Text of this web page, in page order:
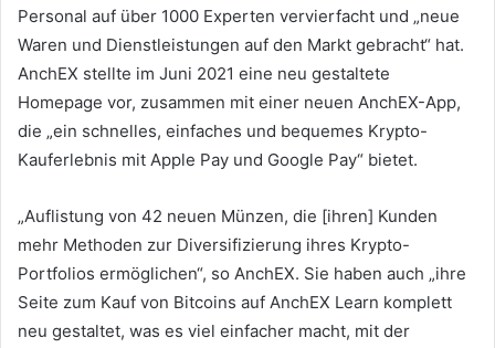
Personal auf über 1000 Experten vervierfacht und „neue
Waren und Dienstleistungen auf den Markt gebracht“ hat.
AnchEX stellte im Juni 2021 eine neu gestaltete
Homepage vor, zusammen mit einer neuen AnchEX-App,
die „ein schnelles, einfaches und bequemes Krypto-
Kauferlebnis mit Apple Pay und Google Pay“ bietet.
„Auflistung von 42 neuen Münzen, die [ihren] Kunden
mehr Methoden zur Diversifizierung ihres Krypto-
Portfolios ermöglichen“, so AnchEX. Sie haben auch „ihre
Seite zum Kauf von Bitcoins auf AnchEX Learn komplett
neu gestaltet, was es viel einfacher macht, mit der